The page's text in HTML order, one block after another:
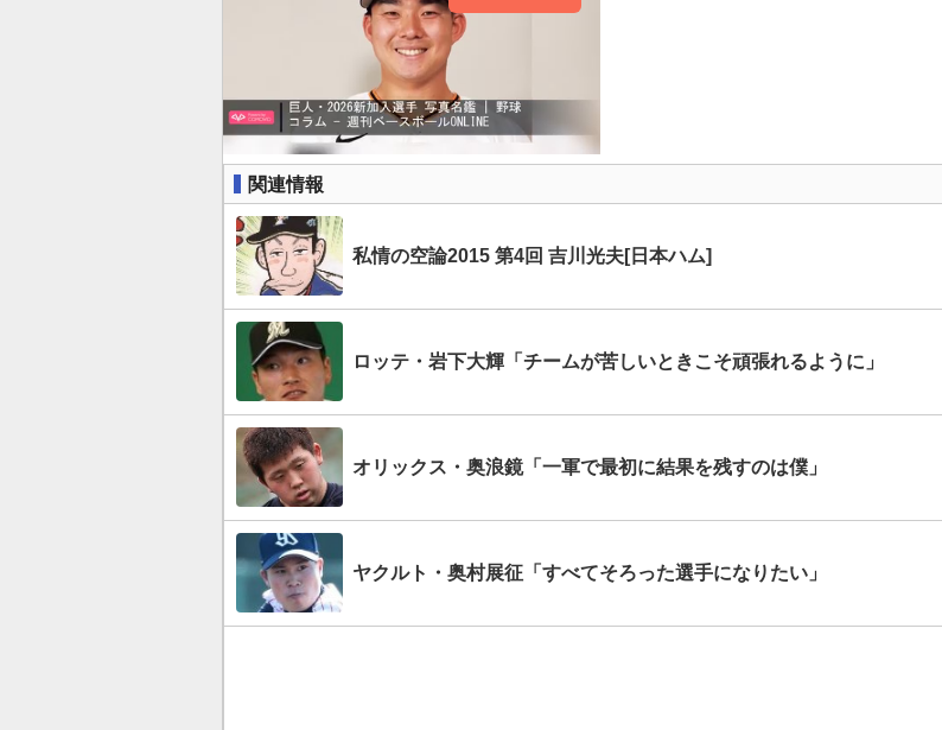
関連情報
私情の空論2015 第4回 吉川光夫[日本ハム]
ロッテ・岩下大輝「チームが苦しいときこそ頑張れるように」
オリックス・奥浪鏡「一軍で最初に結果を残すのは僕」
ヤクルト・奥村展征「すべてそろった選手になりたい」